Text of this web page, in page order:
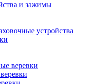
и зажимы
устройства
веревки